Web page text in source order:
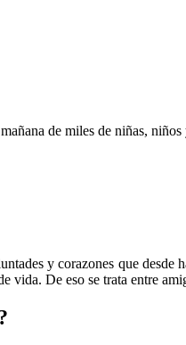
de miles de niñas, niños
y corazones que
vida. De eso se trata entre